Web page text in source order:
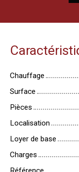
Chauffage
Surface
Pièces
Localisation
Loyer de base
Charges